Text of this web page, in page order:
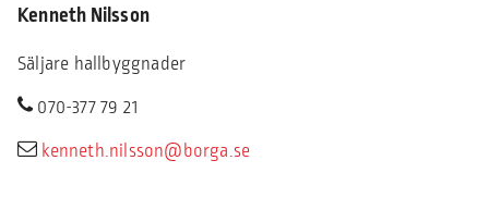
Kenneth Nilsson
Säljare hallbyggnader
070-377 79 21
kenneth.nilsson@borga.se